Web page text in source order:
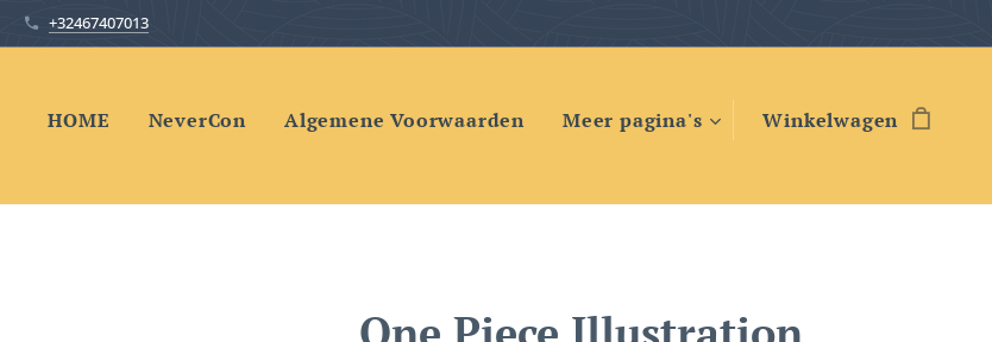
+32467407013
HOME NeverCon Algemene Voorwaarden Meer pagina's Winkelwagen